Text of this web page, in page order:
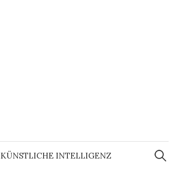
KÜNSTLICHE INTELLIGENZ
Suchen
nach: